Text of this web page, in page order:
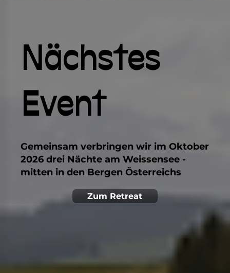
Nächstes
Event
Gemeinsam verbringen wir im Oktober
2026 drei Nächte am Weissensee -
mitten in den Bergen Österreichs
Zum Retreat